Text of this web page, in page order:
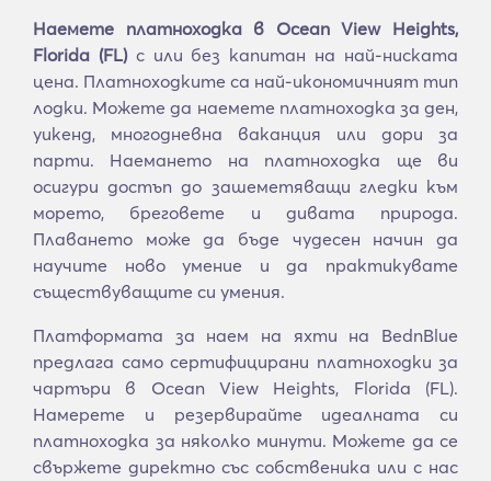
Наемете платноходка в Ocean View Heights,
Florida (FL)с или без капитан на най-ниската
цена. Платноходките са най-икономичният тип
лодки. Можете да наемете платноходка за ден,
уикенд, многодневна ваканция или дори за
парти. Наемането на платноходка ще ви
осигури достъп до зашеметяващи гледки към
морето, бреговете и дивата природа.
Плаването може да бъде чудесен начин да
научите ново умение и да практикувате
съществуващите си умения.
Платформата за наем на яхти на BednBlue
предлага само сертифицирани платноходки за
чартъри в Ocean View Heights, Florida (FL).
Намерете и резервирайте идеалната си
платноходка за няколко минути. Можете да се
свържете директно със собственика или с нас